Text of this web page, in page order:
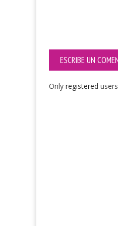
ESCRIBE UN
Only registered